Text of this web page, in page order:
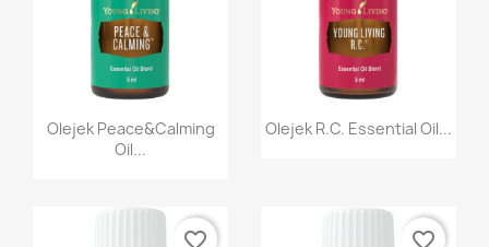
Szybki podgląd
Olejek Peace&Calming
Oil...
Szybki podgląd
Olejek R.C. Essential Oil...
favorite_border favorite_border
Anuluj Utwórz listę życzeń